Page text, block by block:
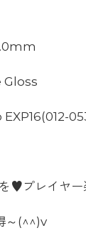
♥プレイヤー
～(^^)v